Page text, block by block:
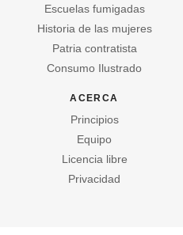
Escuelas fumigadas
Historia de las mujeres
Patria contratista
Consumo Ilustrado
acerca
Principios
Equipo
Licencia libre
Privacidad